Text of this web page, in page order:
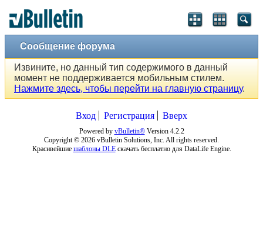
Сообщение форума
Извините, но данный тип содержимого в данный
момент не поддерживается мобильным стилем.
Нажмите здесь, чтобы перейти на главную страницу.
Вход Регистрация Вверх
Powered by vBulletin®Version 4.2.2
Copyright © 2026 vBulletin Solutions, Inc. All rights reserved.
Красивейшие шаблоны DLEскачать бесплатно для DataLife Engine.